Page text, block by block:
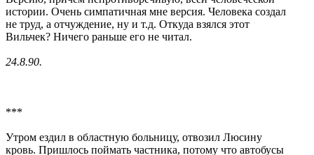
истории. Очень симпатичная мне версия. Человека создал
не труд, а отчуждение, ну и т.д. Откуда взялся этот
Вильчек? Ничего раньше его не читал.
24.8.90.
***
Утром ездил в областную больницу, отвозил Люсину
кровь. Пришлось поймать частника, потому что автобусы